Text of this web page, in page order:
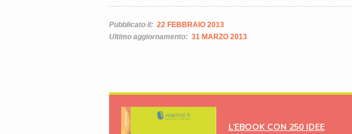
Pubblicato il: 22 FEBBRAIO 2013
Ultimo aggiornamento: 31 MARZO 2013
L’EBOOK CON 250 IDEE